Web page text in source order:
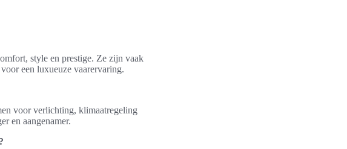
style en prestige. Ze zijn vaak
een luxueuze vaarervaring.
voor verlichting, klimaatregeling
en aangenamer.